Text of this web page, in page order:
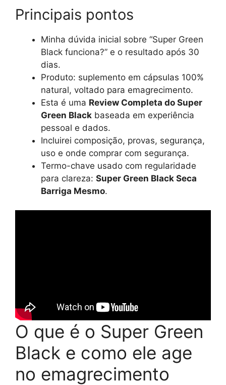
Principais pontos
Minha dúvida inicial sobre “Super Green
Black funciona?” e o resultado após 30
dias.
Produto: suplemento em cápsulas 100%
natural, voltado para emagrecimento.
Esta é uma Review Completa do Super
Green Black baseada em experiência
pessoal e dados.
Incluirei composição, provas, segurança,
uso e onde comprar com segurança.
Termo-chave usado com regularidade
para clareza: Super Green Black Seca
Barriga Mesmo.
O que é o Super Green
Black e como ele age
no emagrecimento